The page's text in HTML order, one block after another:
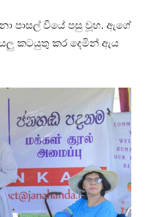
පාසල් වියේ පසු වූහ. ඇගේ
කටයුතු කර දෙමින් ඇය